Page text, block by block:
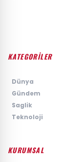
KATEGORİLER
Dünya
Gündem
Saglik
Teknoloji
KURUMSAL